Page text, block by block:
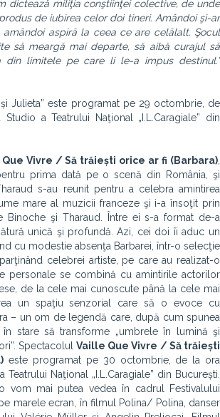
dictează miliţia conştiinţei colective, de unde
de iubirea celor doi tineri. Amândoi şi-ar
amândoi aspiră la ceea ce are celălalt. Şocul
să meargă mai departe, să aibă curajul să
din limitele pe care li le-a impus destinul.”
Julieta” este programat pe 29 octombrie, de
a Teatrului Naţional „I.L.Caragiale” din
Vivre / Să trăiești orice ar fi (Barbara)
prima dată pe o scenă din România, şi
s-au reunit pentru a celebra amintirea
mare al muzicii franceze şi i-a însoţit prin
Binoche şi Tharaud. Între ei s-a format de-a
unică şi profundă. Azi, cei doi îi aduc un
cu modestie absenţa Barbarei, într-o selecţie
celebrei artiste, pe care au realizat-o
personale se combină cu amintirile actorilor
de la cele mai cunoscute până la cele mai
un spaţiu senzorial care să o evoce cu
– un om de legendă care, după cum spunea
în stare să transforme „umbrele în lumină şi
Spectacolul Vaille Que Vivre / Să trăiești
este programat pe 30 octombrie, de la ora
Teatrului Naţional „I.L.Caragiale” din București.
vom mai putea vedea în cadrul Festivalului
marele ecran, în filmul Polina/ Polina, danser